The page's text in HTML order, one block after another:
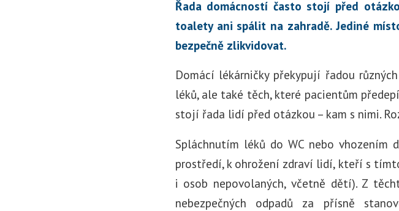
Řada domácností často stojí před
toalety ani spálit na zahradě. Jediné
bezpečně zlikvidovat.
Domácí lékárničky překypují řadou
léků, ale také těch, které pacientům
stojí řada lidí před otázkou – kam s nimi.
Spláchnutím léků do WC nebo
prostředí, k ohrožení zdraví lidí, kteří s
i osob nepovolaných, včetně dětí). Z
nebezpečných odpadů za přísně